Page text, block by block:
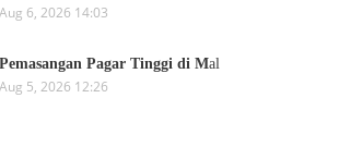
Aug 6, 2026 14:03
Pemasangan Pagar Tinggi di Mal
Aug 5, 2026 12:26